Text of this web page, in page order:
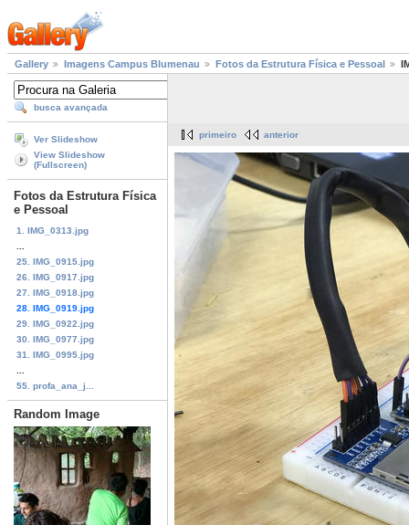
Gallery Imagens Campus Blumenau Fotos da Estrutura Física e Pessoal
busca avançada
Ver Slideshow
View Slideshow
(Fullscreen)
Fotos da Estrutura Física
e Pessoal
1. IMG_0313.jpg
25. IMG_0915.jpg
26. IMG_0917.jpg
27. IMG_0918.jpg
28. IMG_0919.jpg
29. IMG_0922.jpg
30. IMG_0977.jpg
31. IMG_0995.jpg
55. profa_ana_j...
Random Image
primeiro anterior